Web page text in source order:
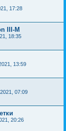
17:28
III-M
18:35
13:59
07:09
20:26